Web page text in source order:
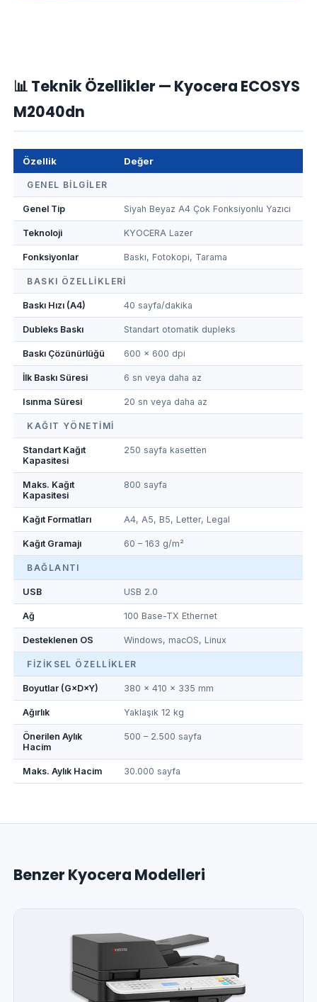
📊 Teknik Özellikler — Kyocera ECOSYS
M2040dn
Özellik Değer
GENEL BILGILER
Genel Tip Siyah Beyaz A4 Çok Fonksiyonlu Yazıcı
Teknoloji KYOCERA Lazer
Fonksiyonlar Baskı, Fotokopi, Tarama
BASKI ÖZELLIKLERI
Baskı Hızı (A4) 40 sayfa/dakika
Dubleks Baskı Standart otomatik dupleks
Baskı Çözünürlüğü 600 × 600 dpi
İlk Baskı Süresi 6 sn veya daha az
Isınma Süresi 20 sn veya daha az
KAĞIT YÖNETIMI
Standart Kağıt
Kapasitesi
250 sayfa kasetten
Maks. Kağıt
Kapasitesi
800 sayfa
Kağıt Formatları A4, A5, B5, Letter, Legal
Kağıt Gramajı 60 – 163 g/m²
BAĞLANTI
USB USB 2.0
Ağ 100 Base-TX Ethernet
Desteklenen OS Windows, macOS, Linux
FIZIKSEL ÖZELLIKLER
Boyutlar (G×D×Y) 380 × 410 × 335 mm
Ağırlık Yaklaşık 12 kg
Önerilen Aylık
Hacim
500 – 2.500 sayfa
Maks. Aylık Hacim 30.000 sayfa
Benzer Kyocera Modelleri